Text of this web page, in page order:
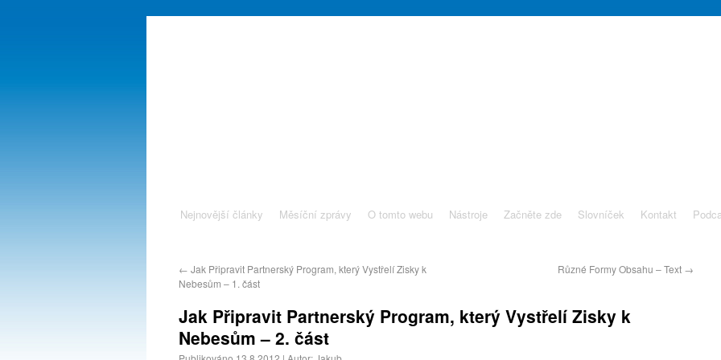
Nejnovější články Měsíční zprávy O tomto webu Nástroje Začněte zde Slovníček Kontakt
← Jak Připravit Partnerský Program, který Vystřelí Zisky k
Nebesům – 1. část
Různé Formy Obsahu – Text →
Jak Připravit Partnerský Program, který Vystřelí Zisky k
Nebesům – 2. část